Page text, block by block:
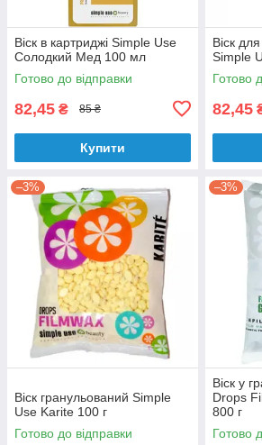
Віск в картриджі Simple Use
Солодкий Мед 100 мл
Готово до відправки
82,45 ₴ 85 ₴
Купити
Віск
Simple
Готово
82,45
–3%
Віск гранульований Simple
Use Karite 100 г
Готово до відправки
–3%
Віск у
Drops
800 г
Готово